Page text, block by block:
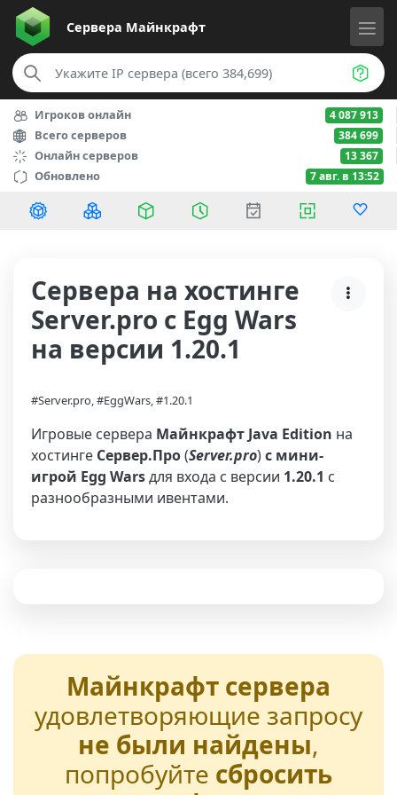
Сервера Майнкрафт
Игроков онлайн 4 087 913
Всего серверов 384 699
Онлайн серверов 13 367
Обновлено 7 авг. в 13:52
Сервера на хостинге
Server.pro с Egg Wars
на версии 1.20.1
#Server.pro, #EggWars, #1.20.1
Игровые сервера Майнкрафт Java Edition на
хостинге Сервер.Про(Server.pro)с мини-
игрой Egg Warsдля входа с версии 1.20.1 с
разнообразными ивентами.
Майнкрафт сервера
удовлетворяющие запросу
не были найдены,
попробуйте сбросить